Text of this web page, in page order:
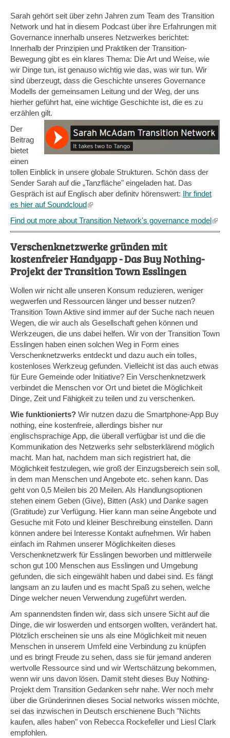
Sarah gehört seit über zehn Jahren zum Team des Transition
Network und hat in diesem Podcast über ihre Erfahrungen mit
Governance innerhalb unseres Netzwerkes berichtet:
Innerhalb der Prinzipien und Praktiken der Transition-
Bewegung gibt es ein klares Thema: Die Art und Weise, wie
wir Dinge tun, ist genauso wichtig wie das, was wir tun. Wir
sind überzeugt, dass die Geschichte unseres Governance
Modells der gemeinsamen Leitung und der Weg, der uns
hierher geführt hat, eine wichtige Geschichte ist, die es zu
erzählen gilt.
Der
Beitrag
bietet
einen
tollen Einblick in unsere globale Strukturen. Schön dass der
Sender Sarah auf die „Tanzfläche" eingeladen hat. Das
Gespräch ist auf Englisch aber definitv hörenswert: Ihr findet
es hier auf Soundcloud(link
external)
Find out more about Transition Network's governance model(link
is
Verschenknetzwerke gründen mit
kostenfreier Handyapp - Das Buy Nothing-
Projekt der Transition Town Esslingen
Wollen wir nicht alle unseren Konsum reduzieren, weniger
wegwerfen und Ressourcen länger und besser nutzen?
Transition Town Aktive sind immer auf der Suche nach neuen
Wegen, die wir auch als Gesellschaft gehen können und
Werkzeugen, die uns dabei helfen. Wir von der Transition Town
Esslingen haben einen solchen Weg in Form eines
Verschenknetzwerks entdeckt und dazu auch ein tolles,
kostenloses Werkzeug gefunden. Vielleicht ist das auch etwas
für Eure Gemeinde oder Initiative? Ein Verschenknetzwerk
verbindet die Menschen vor Ort und bietet die Möglichkeit
Dinge, Zeit und Fähigkeit zu teilen und zu verschenken.
Wie funktionierts? Wir nutzen dazu die Smartphone-App Buy
nothing, eine kostenfreie, allerdings bisher nur
englischsprachige App, die überall verfügbar ist und die die
Kommunikation des Netzwerks sehr selbsterklärend möglich
macht. Man hat, nachdem man sich registriert hat, die
Möglichkeit festzulegen, wie groß der Einzugsbereich sein soll,
in dem man Menschen und Angebote etc. sehen kann. Das
geht von 0,5 Meilen bis 20 Meilen. Als Handlungsoptionen
stehen einem Geben (Give), Bitten (Ask) und Danke sagen
(Gratitude) zur Verfügung. Hier kann man seine Angebote und
Gesuche mit Foto und kleiner Beschreibung einstellen. Dann
können andere bei Interesse Kontakt aufnehmen. Wir haben
einfach im Rahmen unserer Möglichkeiten dieses
Verschenknetzwerk für Esslingen beworben und mittlerweile
schon gut 100 Menschen aus Esslingen und Umgebung
gefunden, die sich eingewählt haben und dabei sind. Es fängt
langsam an zu laufen und es macht Spaß zu sehen, welche
Dinge welcher neuen Verwendung zugeführt werden.
Am spannendsten finden wir, dass sich unsere Sicht auf die
Dinge, die wir loswerden und entsorgen wollten, verändert hat.
Plötzlich erscheinen sie uns als eine Möglichkeit mit neuen
Menschen in unserem Umfeld eine Verbindung zu knüpfen
und es bringt Freude zu sehen, dass sie für jemand anderen
wertvolle Ressource sind und wir Wertschätzung bekommen,
wenn wir uns davon lösen. Damit steht dieses Buy Nothing-
Projekt dem Transition Gedanken sehr nahe. Wer noch mehr
über die Gründerinnen dieses Social networks wissen möchte,
sei das inzwischen in Deutsch erschienene Buch "Nichts
kaufen, alles haben" von Rebecca Rockefeller und Liesl Clark
empfohlen.